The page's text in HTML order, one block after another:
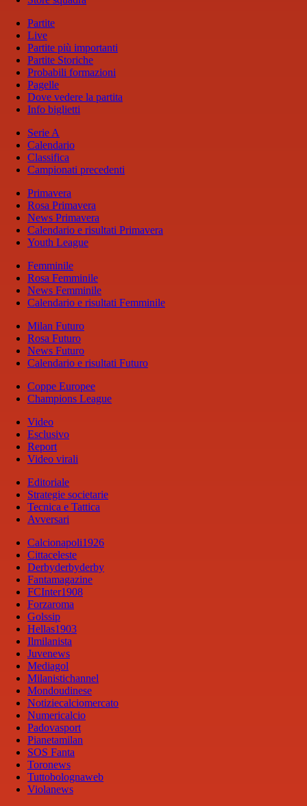
Partite
Live
Partite più importanti
Partite Storiche
Probabili formazioni
Pagelle
Dove vedere la partita
Info biglietti
Serie A
Calendario
Classifica
Campionati precedenti
Primavera
Rosa Primavera
News Primavera
Calendario e risultati Primavera
Youth League
Femminile
Rosa Femminile
News Femminile
Calendario e risultati Femminile
Milan Futuro
Rosa Futuro
News Futuro
Calendario e risultati Futuro
Coppe Europee
Champions League
Video
Esclusivo
Report
Video virali
Editoriale
Strategie societarie
Tecnica e Tattica
Avversari
Calcionapoli1926
Cittaceleste
Derbyderbyderby
Fantamagazine
FCInter1908
Forzaroma
Golssip
Hellas1903
Ilmilanista
Juvenews
Mediagol
Milanistichannel
Mondoudinese
Notiziecalciomercato
Numericalcio
Padovasport
Pianetamilan
SOS Fanta
Toronews
Tuttobolognaweb
Violanews